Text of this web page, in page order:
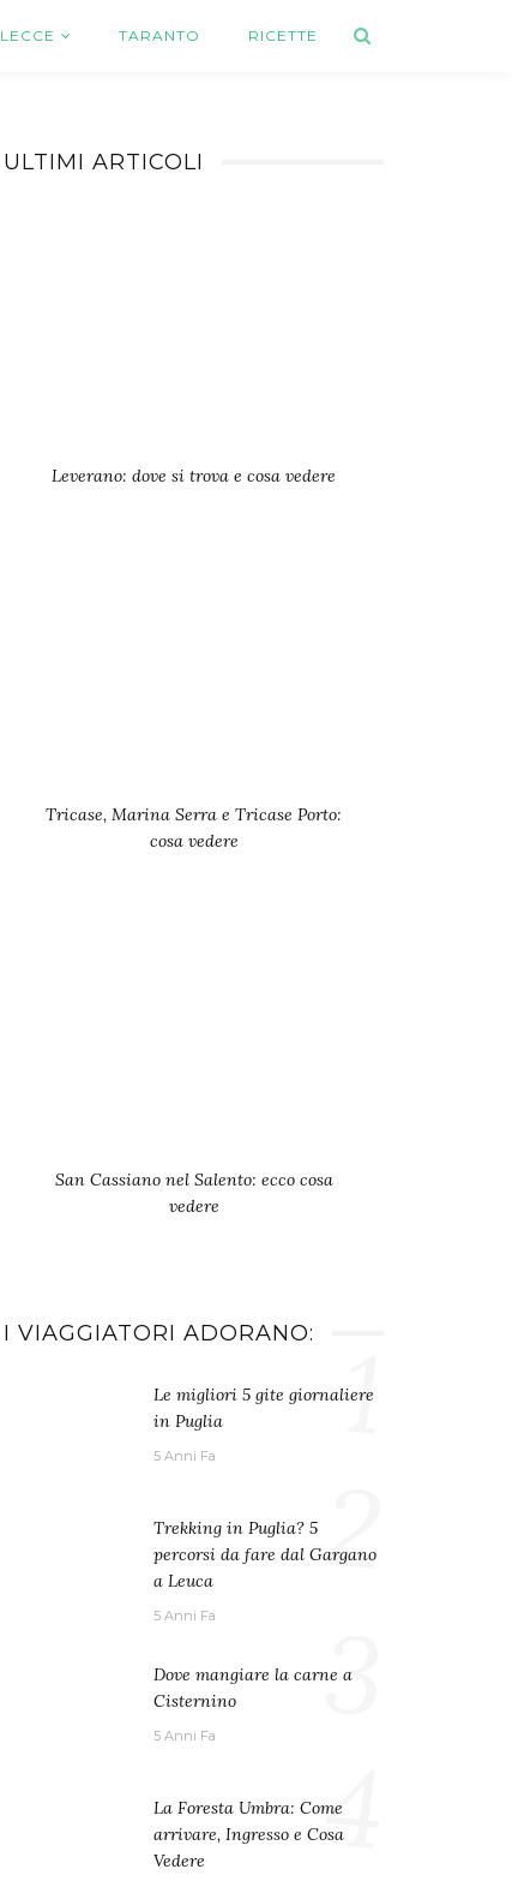
LECCE TARANTO RICETTE
ULTIMI ARTICOLI
Leverano: dove si trova e cosa vedere
Tricase, Marina Serra e Tricase Porto:
cosa vedere
San Cassiano nel Salento: ecco cosa
vedere
I VIAGGIATORI ADORANO:
Le migliori 5 gite giornaliere
in Puglia
5 Anni Fa 1
Trekking in Puglia? 5
percorsi da fare dal Gargano
a Leuca
5 Anni Fa
2
Dove mangiare la carne a
Cisternino
5 Anni Fa 3
La Foresta Umbra: Come
arrivare, Ingresso e Cosa
Vedere
4